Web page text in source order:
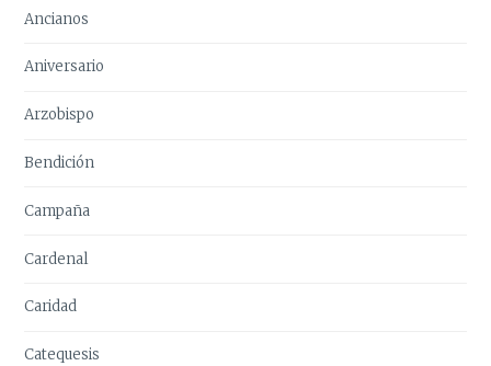
Ancianos
Aniversario
Arzobispo
Bendición
Campaña
Cardenal
Caridad
Catequesis